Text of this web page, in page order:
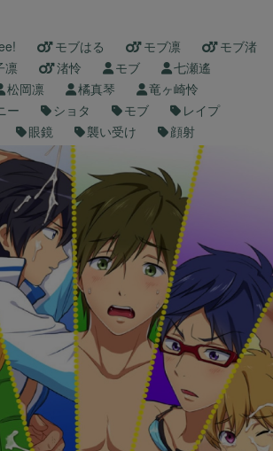
モブはる モブ凛
モブ渚
凛 渚怜 モブ
七瀬遙
松岡凛 橘真琴
竜ヶ崎怜
ー ショタ モブ
レイプ
眼鏡 襲い受け 顔射